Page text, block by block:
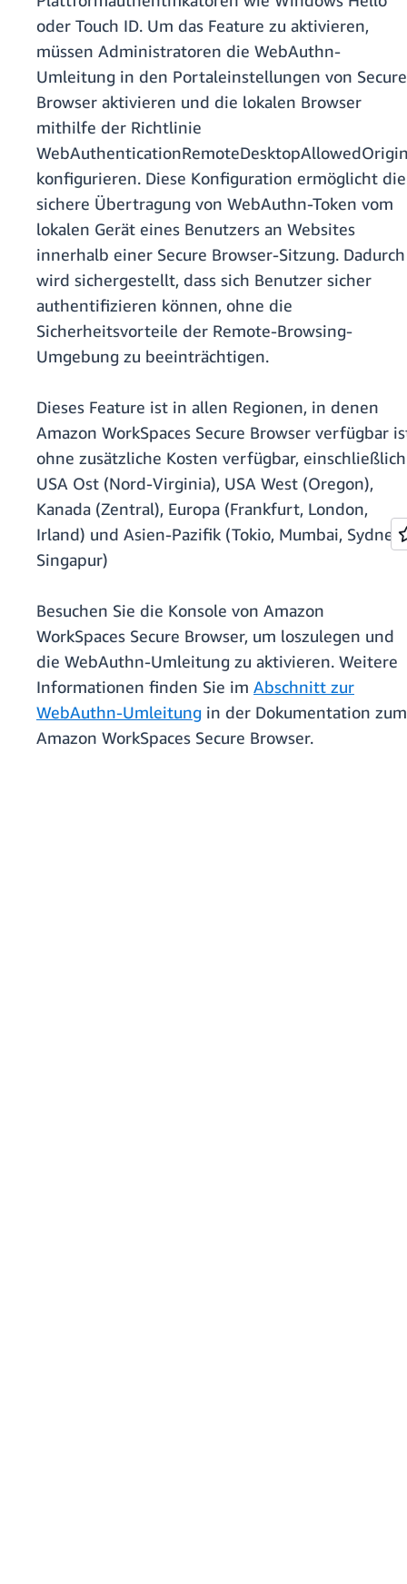
oder Touch ID. Um das Feature zu aktivieren,
müssen Administratoren die WebAuthn-
Umleitung in den Portaleinstellungen von Secure
Browser aktivieren und die lokalen Browser
mithilfe der Richtlinie
konfigurieren. Diese Konfiguration ermöglicht die
sichere Übertragung von WebAuthn-Token vom
lokalen Gerät eines Benutzers an Websites
innerhalb einer Secure Browser-Sitzung. Dadurch
wird sichergestellt, dass sich Benutzer sicher
authentifizieren können, ohne die
Sicherheitsvorteile der Remote-Browsing-
Umgebung zu beeinträchtigen.
Dieses Feature ist in allen Regionen, in denen
Amazon WorkSpaces Secure Browser verfügbar
ohne zusätzliche Kosten verfügbar, einschließlich
USA Ost (Nord-Virginia), USA West (Oregon),
Kanada (Zentral), Europa (Frankfurt, London,
Irland) und Asien-Pazifik (Tokio, Mumbai, Sydney,
Singapur)
Besuchen Sie die Konsole von Amazon
WorkSpaces Secure Browser, um loszulegen und
die WebAuthn-Umleitung zu aktivieren. Weitere
Informationen finden Sie im Abschnitt zur
WebAuthn-Umleitung in der Dokumentation zum
Amazon WorkSpaces Secure Browser.